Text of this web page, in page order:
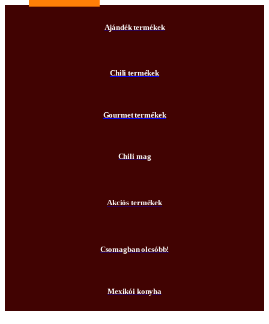
Ajándék termékek
Chili termékek
Gourmet termékek
Chili mag
Akciós termékek
Csomagban olcsóbb!
Mexikói konyha